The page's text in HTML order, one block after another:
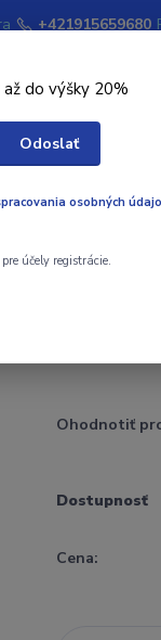
+421915659680
Kempingový
Ohodnotiť
Dostupnosť
Cena:
do výšky 20%
Odoslať
osobných
účely registrácie.